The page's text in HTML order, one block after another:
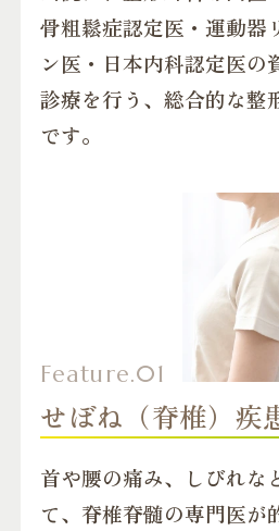
骨粗鬆症認定医・運動器
ン医・日本内科認定医の
診療を行う、総合的な整
です。
せぼね（脊椎）疾
首や腰の痛み、しびれな
て、脊椎脊髄の専門医が